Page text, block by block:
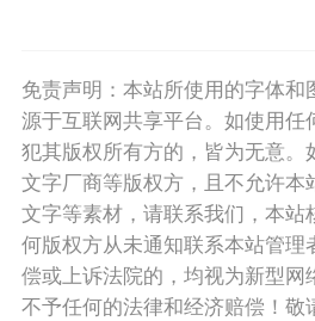
免责声明：本站所使用的字体和
源于互联网共享平台。如使用任
犯其版权所有方的，皆为无意。
文字厂商等版权方，且不允许本
文字等素材，请联系我们，本站
何版权方从未通知联系本站管理
偿或上诉法院的，均视为新型网
不予任何的法律和经济赔偿！敬